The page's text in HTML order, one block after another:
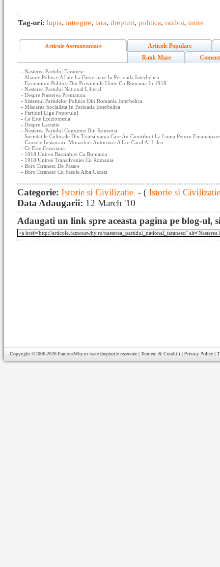
Tag-uri: lupta, intregire, tara, drepturi, politica, razboi, unire
Articole Asemanatoare
Articole Populare
Rank Mare
- Nasterea Partidul Taranesc
- Aliante Politice Aflate La Guvernare In Perioada Interbelica
- Formatiuni Politice Din Provinciile Unite Cu Romania In 1918
- Nasterea Partidul National Liberal
- Despre Nasterea Prematura
- Sistemul Partidelor Politice Din Romania Interbelica
- Miscarea Socialista In Perioada Interbelica
- Partidul Liga Poporului
- Ce Este Epiziotomia
- Despre Lactatie
- Nasterea Partidul Comunist Din Romania
- Societatile Culturale Din Transilvania Care Au Contribuit La Lupta Pentru Emancipare
- Cauzele Instaurarii Monarhiei Autoritare A Lui Carol Al Ii-lea
- Ce Este Cezariana
- 1918 Unirea Basarabiei Cu Romania
- 1918 Unirea Transilvaniei Cu Romania
- Bors Taranesc De Pasare
- Bors Taranesc Cu Fasole Alba Uscata
Categorie: Istorie si Civilizatie - ( Istorie si
Data Adaugarii: 12 March '10
Adaugati un link spre aceasta pagina pe blog-ul,
Copyright ©2006-2026 FamousWhy.ro toate drepturile rezervate | Termeni & Conditii | Privacy Policy |